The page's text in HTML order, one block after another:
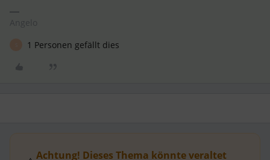
1 Personen gefällt dies
Achtung! Dieses Thema könnte veraltet